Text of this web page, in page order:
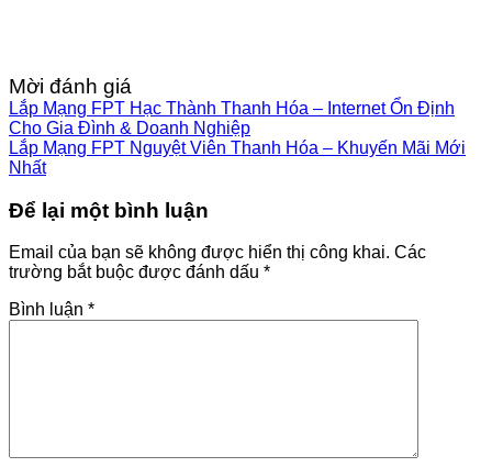
Mời đánh giá
Lắp Mạng FPT Hạc Thành Thanh Hóa – Internet Ổn Định
Cho Gia Đình & Doanh Nghiệp
Lắp Mạng FPT Nguyệt Viên Thanh Hóa – Khuyến Mãi Mới
Nhất
Để lại một bình luận
Email của bạn sẽ không được hiển thị công khai. Các
trường bắt buộc được đánh dấu *
Bình luận *